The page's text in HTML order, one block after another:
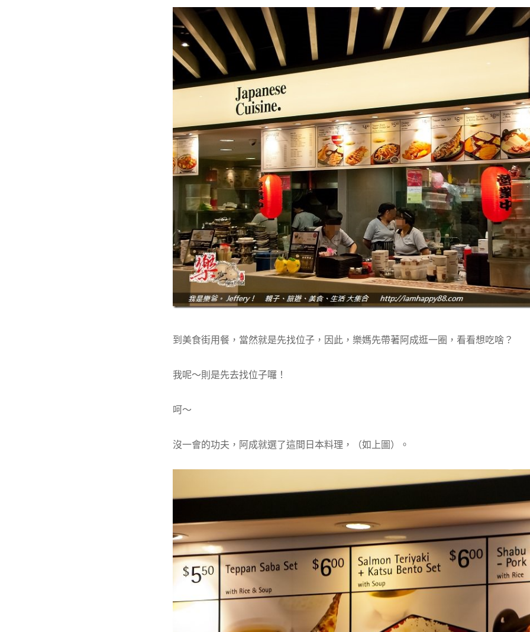
到美食街用餐，當然就是先找位子，因此，樂媽先帶著阿成逛一圈，看看想吃啥？
我呢～則是先去找位子囉！
呵～
沒一會的功夫，阿成就選了這間日本料理，（如上圖）。